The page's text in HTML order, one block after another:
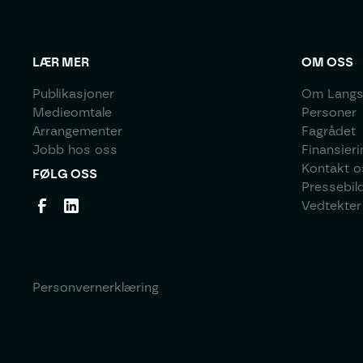
LÆR MER
Publikasjoner
Medieomtale
Arrangementer
Jobb hos oss
FØLG OSS
OM OSS
Om
Personer
Fagrådet
Kontakt
Vedtekter
Personvernerklæring